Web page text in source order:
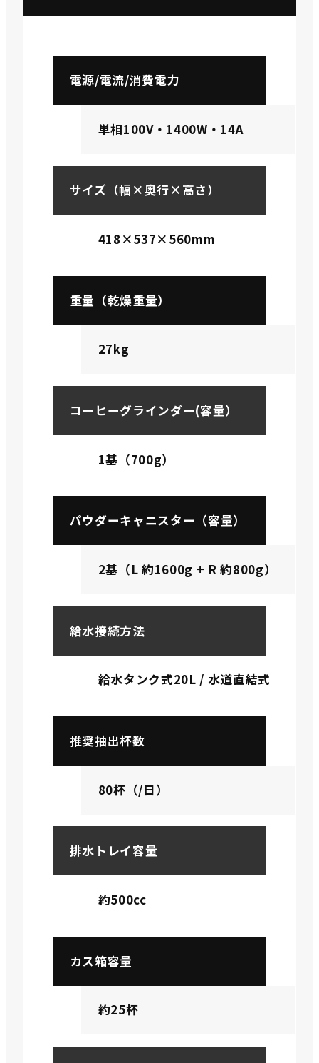
電源/電流/消費電力
単相100V・1400W・14A
サイズ（幅×奥行×高さ）
418×537×560mm
重量（乾燥重量）
27kg
コーヒーグラインダー(容量）
1基（700g）
パウダーキャニスター（容量）
2基（L 約1600g + R 約800g）
給水接続方法
給水タンク式20L / 水道直結式
推奨抽出杯数
80杯（/日）
排水トレイ容量
約500cc
カス箱容量
約25杯